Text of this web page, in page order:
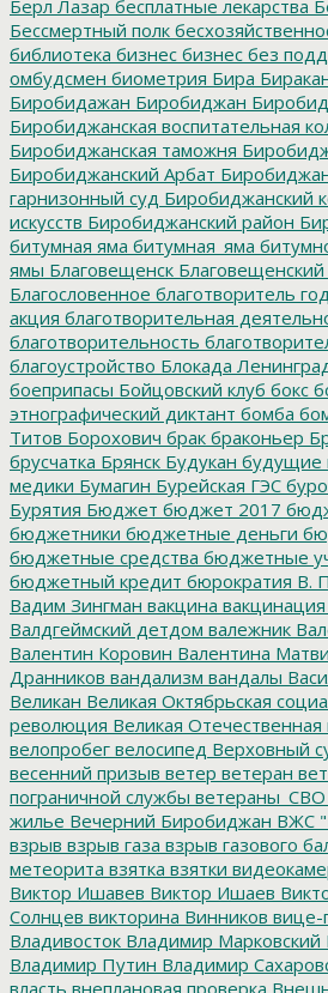
Берл Лазар бесплатные лекарства
Бессмертный полк
библиотека бизнес бизнес без
омбудсмен биометрия Бира
Биробидажан Биробиджан
Биробиджанская воспитательная
Биробиджанская таможня
Биробиджанский Арбат
гарнизонный суд Биробиджанский
искусств Биробиджанский район
битумная яма битумная_яма
ямы Благовещенск
Благословенное благотворитель
акция благотворительная
благотворительность
благоустройство Блокада
боеприпасы Бойцовский клуб бокс
этнографический диктант бомба
Титов Борохович брак браконьер
брусчатка Брянск Будукан будущие
медики Бумагин Бурейская ГЭС
Бурятия Бюджет бюджет 2017
бюджетники бюджетные деньги
бюджетные средства бюджетные
бюджетный кредит бюрократия В.
Вадим Зингман вакцина вакцинация
Валдгеймский детдом валежник
Валентин Коровин Валентина
Дранников вандализм вандалы
Великан Великая Октябрьская
революция Великая Отечественная
велопробег велосипед Верховный
весенний призыв ветер ветеран
пограничной службы ветераны_СВО
жилье Вечерний Биробиджан ВЖС
взрыв взрыв газа взрыв газового
метеорита взятка взятки
Виктор Ишавев Виктор Ишаев
Солнцев викторина Винников вице-
Владивосток Владимир Марковский
Владимир Путин Владимир
власть внеплановая проверка